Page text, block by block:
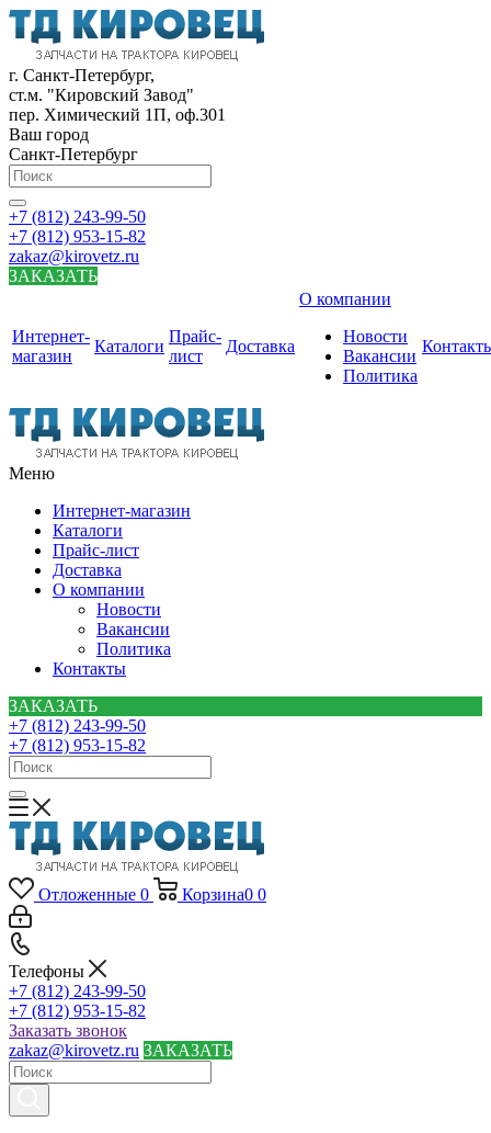
г. Санкт-Петербург,
ст.м. "Кировский Завод"
пер. Химический 1П, оф.301
Ваш город
Санкт-Петербург
+7 (812) 243-99-50
+7 (812) 953-15-82
zakaz@kirovetz.ru
ЗАКАЗАТЬ
Интернет-
магазин
Каталоги
Прайс-
лист
Доставка
О компании
Новости
Вакансии
Политика
Меню
Интернет-магазин
Каталоги
Прайс-лист
Доставка
О компании
Новости
Вакансии
Политика
Контакты
ЗАКАЗАТЬ
+7 (812) 243-99-50
+7 (812) 953-15-82
Отложенные 0 Корзина0 0
Телефоны
+7 (812) 243-99-50
+7 (812) 953-15-82
Заказать звонок
zakaz@kirovetz.ru ЗАКАЗАТЬ